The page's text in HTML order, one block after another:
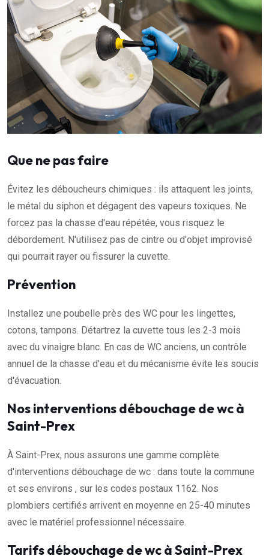
Que ne pas faire
Évitez les déboucheurs chimiques : ils attaquent les joints,
le métal du siphon et dégagent des vapeurs toxiques. Ne
forcez pas la chasse d'eau répétée, vous risquez le
débordement. N'utilisez pas de cintre ou d'objet improvisé
qui pourrait rayer ou fissurer la cuvette.
Prévention
Installez une poubelle près des WC pour les lingettes,
cotons, tampons. Détartrez la cuvette tous les 2-3 mois
avec du vinaigre blanc. En cas de WC anciens, un contrôle
annuel de la chasse d'eau et du mécanisme évite les soucis
d'évacuation.
Nos interventions débouchage de wc à
Saint-Prex
À Saint-Prex, nous assurons une gamme complète
d'interventions débouchage de wc : dans toute la commune
et ses environs , sur les codes postaux 1162. Nos
plombiers certifiés arrivent en moyenne en 25-40 minutes
avec le matériel professionnel nécessaire.
Tarifs débouchage de wc à Saint-Prex